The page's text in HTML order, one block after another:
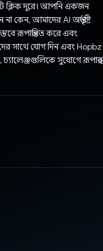
ক্লিক দূরে। আপনি একজন
কেন, আমাদের AI অন্তর্দৃষ্টি
রূপান্তরিত করে এবং
সাথে যোগ দিন এবং Hopbz
সুযোগে রূপান্তর